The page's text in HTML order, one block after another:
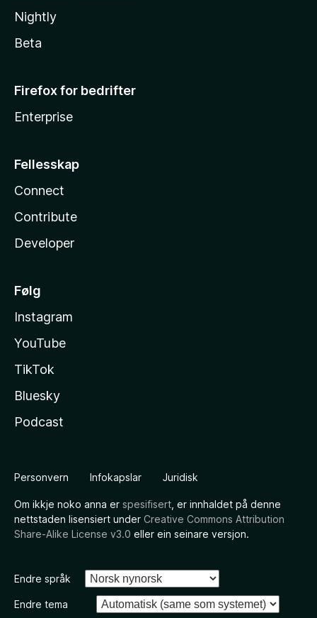
Nightly
Beta
Firefox for bedrifter
Enterprise
Fellesskap
Connect
Contribute
Developer
Følg
Instagram
YouTube
TikTok
Bluesky
Podcast
Personvern Infokapslar Juridisk
Om ikkje noko anna er spesifisert , er innhaldet på denne
nettstaden lisensiert under Creative Commons Attribution
Share-Alike License v3.0 eller ein seinare versjon.
Endre språk
Endre tema